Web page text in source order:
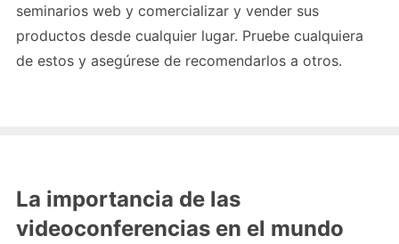
seminarios web y comercializar y vender sus
productos desde cualquier lugar. Pruebe cualquiera
de estos y asegúrese de recomendarlos a otros.
La importancia de las
videoconferencias en el mundo